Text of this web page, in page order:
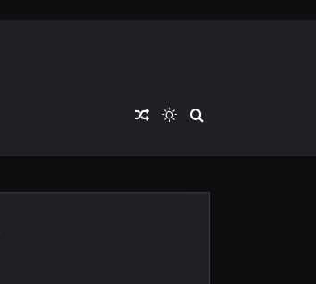
Articol aleatoriu
Switch skin
Cauta articole